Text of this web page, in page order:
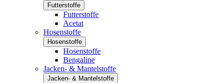
Futterstoffe
Futterstoffe
Acetat
Hosenstoffe
Hosenstoffe
Hosenstoffe
Bengaline
Jacken- & Mantelstoffe
Jacken- & Mantelstoffe